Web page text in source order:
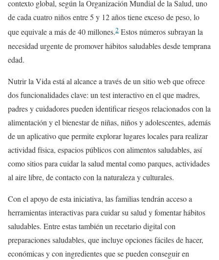
contexto global, según la Organización Mundial de la Salud, uno
de cada cuatro niños entre 5 y 12 años tiene exceso de peso, lo
que equivale a más de 40 millones.2 Estos números subrayan la
necesidad urgente de promover hábitos saludables desde temprana
edad.
Nutrir la Vida está al alcance a través de un sitio web que ofrece
dos funcionalidades clave: un test interactivo en el que madres,
padres y cuidadores pueden identificar riesgos relacionados con la
alimentación y el bienestar de niñas, niños y adolescentes, además
de un aplicativo que permite explorar lugares locales para realizar
actividad física, espacios públicos con alimentos saludables, así
como sitios para cuidar la salud mental como parques, actividades
al aire libre, de contacto con la naturaleza y culturales.
Con el apoyo de esta iniciativa, las familias tendrán acceso a
herramientas interactivas para cuidar su salud y fomentar hábitos
saludables. Entre estas también un recetario digital con
preparaciones saludables, que incluye opciones fáciles de hacer,
económicas y con ingredientes que se pueden conseguir en